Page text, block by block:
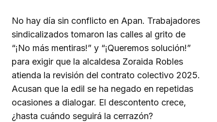
No hay día sin conflicto en Apan. Trabajadores
sindicalizados tomaron las calles al grito de
“¡No más mentiras!” y “¡Queremos solución!”
para exigir que la alcaldesa Zoraida Robles
atienda la revisión del contrato colectivo 2025.
Acusan que la edil se ha negado en repetidas
ocasiones a dialogar. El descontento crece,
¿hasta cuándo seguirá la cerrazón?